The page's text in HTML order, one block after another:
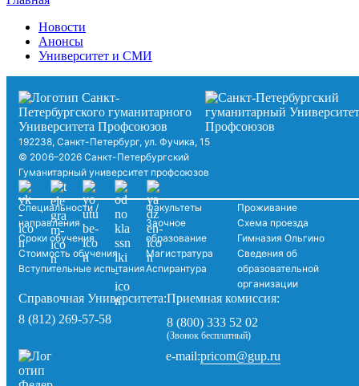
Новости
Анонсы
Университет и СМИ
192238, Санкт-Петербург, ул. Фучика, 15
© 2006–2026 Санкт-Петербургский
Гуманитарный университет профсоюзов
Специальности /
направления
Сроки обучения
Стоимость обучения
Вступительные испытания
Факультеты
Заочное
образование
Магистратура
Аспирантура
Проживание
Схема проезда
Гимназия Ольгино
Сведения об
образовательной
организации
Справочная Университета:
8 (812) 269-57-58
Приемная комиссия:
8 (800) 333 52 02
(Звонок бесплатный)
e-mail:pricom@gup.ru